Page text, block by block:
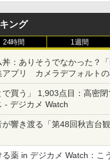
ング
24時間 1週間
：ありそうでなかった？「
アプリ カメラデフォルトの
で買う」 1,903点目：高密
- デジカメ Watch
響き渡る「第48回秋吉台
薬 in デジカメ Watch：こ